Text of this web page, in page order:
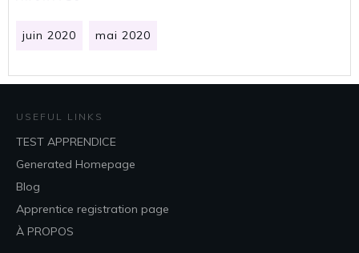
juin 2020 mai 2020
USEFUL LINKS
TEST APPRENDICE
Generated Homepage
Blog
Apprentice registration page
À PROPOS